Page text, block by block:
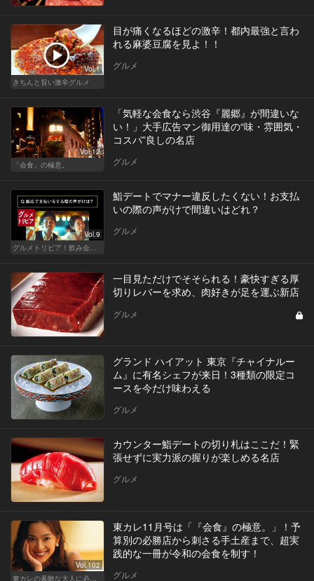
Vol.1
きちんと旨い激辛グルメ
目が痛くなるほどの激辛！都内最強と言わ
れる麻婆豆腐を見よ！！
グルメ
Vol.12
「会食」の極意。
「気軽な会食なら渋谷『麗郷』が間違いな
い！」大手広告マン御用達の“味・雰囲気・
コスパ”良しの名店
グルメ
Vol.9
鮨デートでマナー違反したくない！お支払
いの際の声がけで間違いはどれ？
グルメ
一目見ただけでそそられる！豪快すぎる厚
切りレバーを求め、肉好きが足を運ぶ新店
グルメ
グランド ハイアット 東京『チャイナルー
ム』に有名シェフが来日！3種類の限定コ
ースを今だけ味わえる
グルメ
カウンター鮨デートの切り札はここだ！緊
張せずに実力派の握りが楽しめる名店
グルメ
Vol.102
東カレ11月号は「『会食』の極意。」！予
算別の必勝店から刺さる手土産まで、超実
践的な一冊が令和の会食を制す！
グルメ